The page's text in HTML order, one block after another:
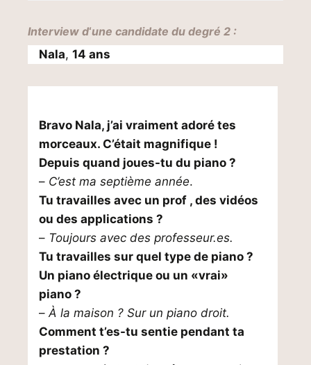
Interview d‘une candidate du degré 2 :
Nala, 14 ans
Bravo Nala, j’ai vraiment adoré tes
morceaux. C’était magnifique !
Depuis quand joues-tu du piano ?
– C’est ma septième année.
Tu travailles avec un prof , des vidéos
ou des applications ?
– Toujours avec des professeur.es.
Tu travailles sur quel type de piano ?
Un piano électrique ou un «vrai»
piano ?
–À la maison ? Sur un piano droit.
Comment t’es-tu sentie pendant ta
prestation ?